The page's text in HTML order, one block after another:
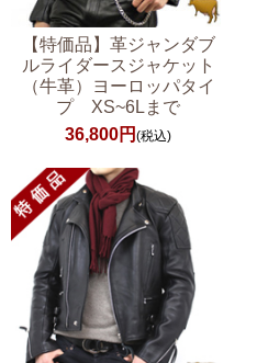
【特価品】革ジャンダブ
ルライダースジャケット
（牛革）ヨーロッパタイ
プ XS~6Lまで
36,800円(税込)